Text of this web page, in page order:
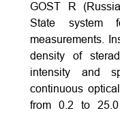
GOST R
State system
measurements.
density of
intensity and
continuous
from 0.2 to 25.0